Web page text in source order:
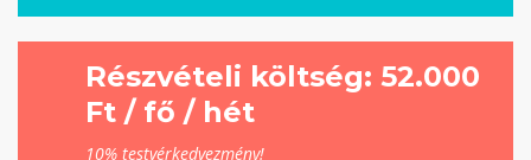
Részvételi költség: 52.000
Ft / fő / hét
10% testvérkedvezmény!